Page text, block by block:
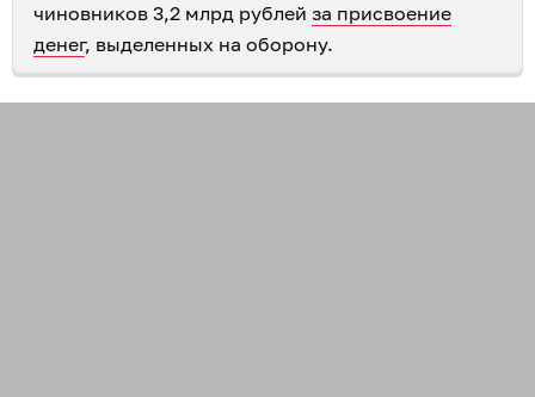
чиновников 3,2 млрд рублей за присвоение
денег, выделенных на оборону.